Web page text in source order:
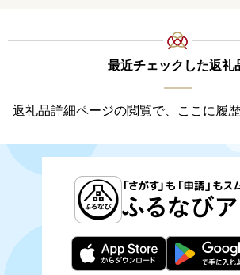
最近チェックした返礼
返礼品詳細ページの閲覧で、ここに履